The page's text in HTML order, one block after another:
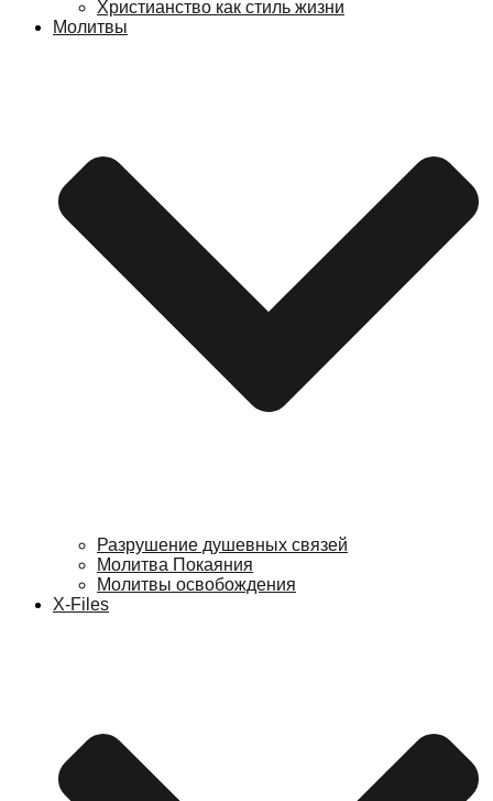
Христианство как стиль жизни
Молитвы
Разрушение душевных связей
Молитва Покаяния
Молитвы освобождения
X-Files